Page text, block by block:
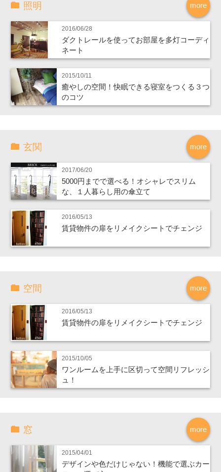
more
照明
2016/06/28
ダクトレールを使ってお部屋を多灯コーディ
ネート
2015/10/11
癒やしの空間！快眠できる寝室をつくる３つ
のコツ
more
玄関
2017/06/20
5000円までで選べる！オシャレでスリム
な、１人暮らし用の傘立て
2016/05/13
賃貸物件の扉をリメイクシートでチェンジ
more
空間
2016/05/13
賃貸物件の扉をリメイクシートでチェンジ
2015/10/05
ワンルームを上手に区切って空間リフレッシ
ュ！
more
窓
2015/04/01
デザインや色だけじゃない！機能で選ぶカー